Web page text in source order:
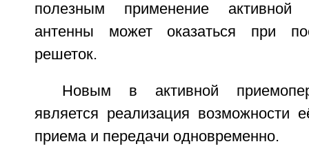
полезным применение активной
антенны может оказаться при
решеток.
Новым в активной
является реализация возможности
приема и передачи одновременно.